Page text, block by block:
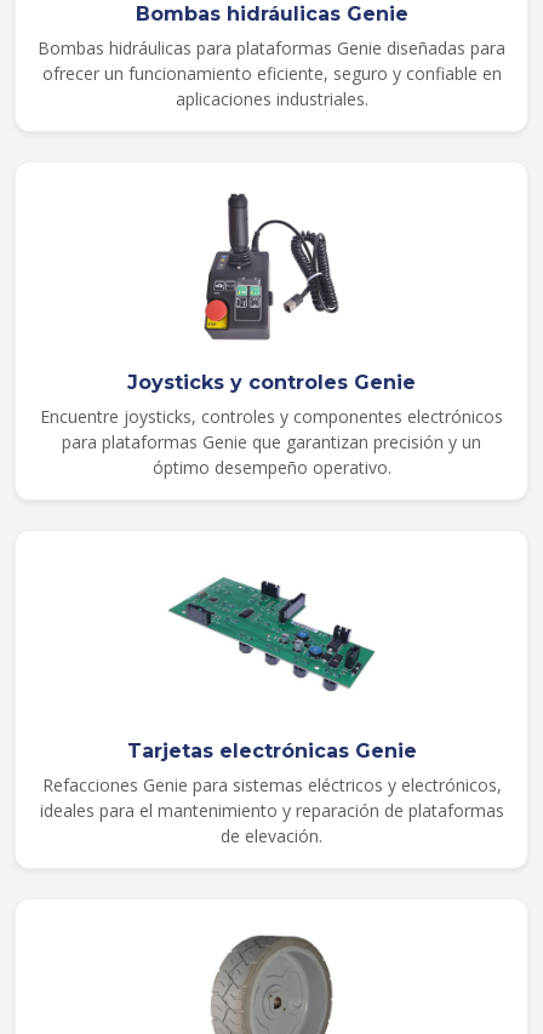
Bombas hidráulicas Genie
Bombas hidráulicas para plataformas Genie diseñadas para
ofrecer un funcionamiento eficiente, seguro y confiable en
aplicaciones industriales.
Joysticks y controles Genie
Encuentre joysticks, controles y componentes electrónicos
para plataformas Genie que garantizan precisión y un
óptimo desempeño operativo.
Tarjetas electrónicas Genie
Refacciones Genie para sistemas eléctricos y electrónicos,
ideales para el mantenimiento y reparación de plataformas
de elevación.